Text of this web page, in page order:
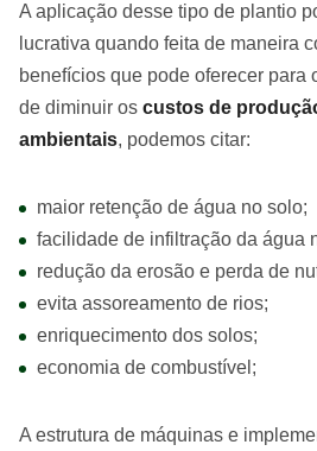
A aplicação desse tipo de plantio
lucrativa quando feita de maneira
benefícios que pode oferecer para
de diminuir os custos de
ambientais, podemos citar:
maior retenção de água no solo;
facilidade de infiltração da água
redução da erosão e perda de
evita assoreamento de rios;
enriquecimento dos solos;
economia de combustível;
A estrutura de máquinas e